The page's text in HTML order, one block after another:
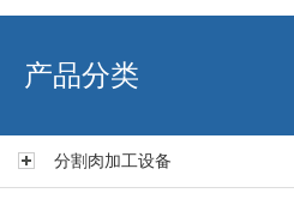
艾博肉类科技（浙江）有限
产品分类
分割肉加工设备